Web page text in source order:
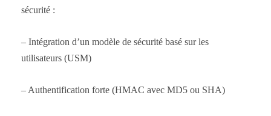
sécurité :
– Intégration d’un modèle de sécurité basé sur les
utilisateurs (USM)
– Authentification forte (HMAC avec MD5 ou SHA)